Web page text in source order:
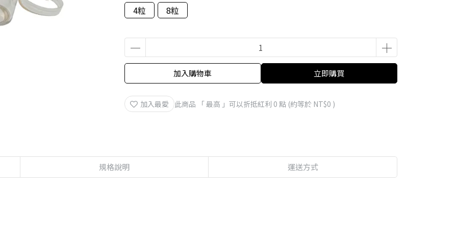
4粒
8粒
加入購物車 立即購買
加入最愛 此商品 「 最高 」可以折抵紅利 0 點 (約等於 NT$0 )
規格說明 運送方式